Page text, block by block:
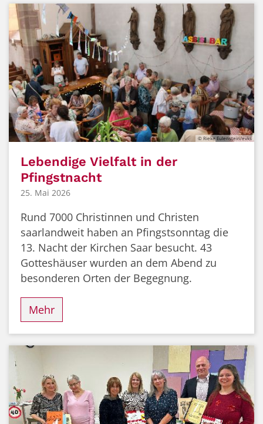
© Rieke Eulenstein/evks
Lebendige Vielfalt in der
Pfingstnacht
25. Mai 2026
Rund 7000 Christinnen und Christen
saarlandweit haben an Pfingstsonntag die
13. Nacht der Kirchen Saar besucht. 43
Gotteshäuser wurden an dem Abend zu
besonderen Orten der Begegnung.
Mehr